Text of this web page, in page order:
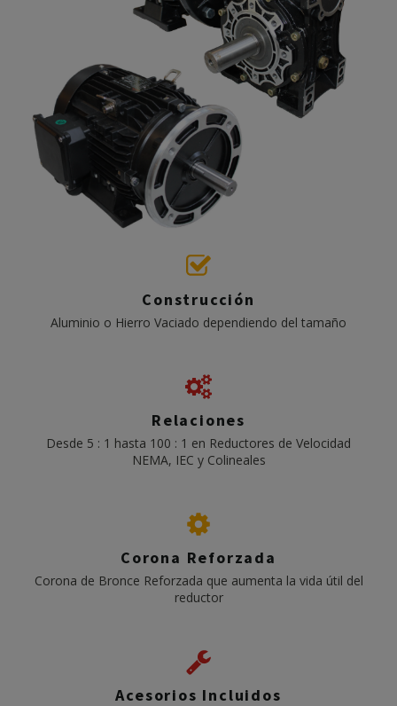
Construcción
Aluminio o Hierro Vaciado dependiendo del tamaño
Relaciones
Desde 5 : 1 hasta 100 : 1 en Reductores de Velocidad
NEMA, IEC y Colineales
Corona Reforzada
Corona de Bronce Reforzada que aumenta la vida útil del
reductor
Acesorios Incluidos